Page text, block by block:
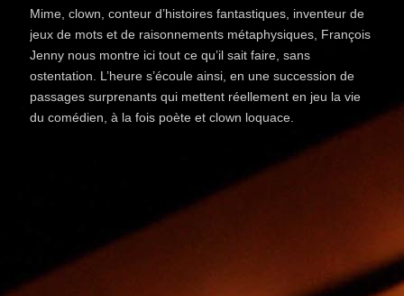
Mime, clown, conteur d’histoires fantastiques, inventeur de
jeux de mots et de raisonnements métaphysiques, François
Jenny nous montre ici tout ce qu’il sait faire, sans
ostentation. L’heure s’écoule ainsi, en une succession de
passages surprenants qui mettent réellement en jeu la vie
du comédien, à la fois poète et clown loquace.